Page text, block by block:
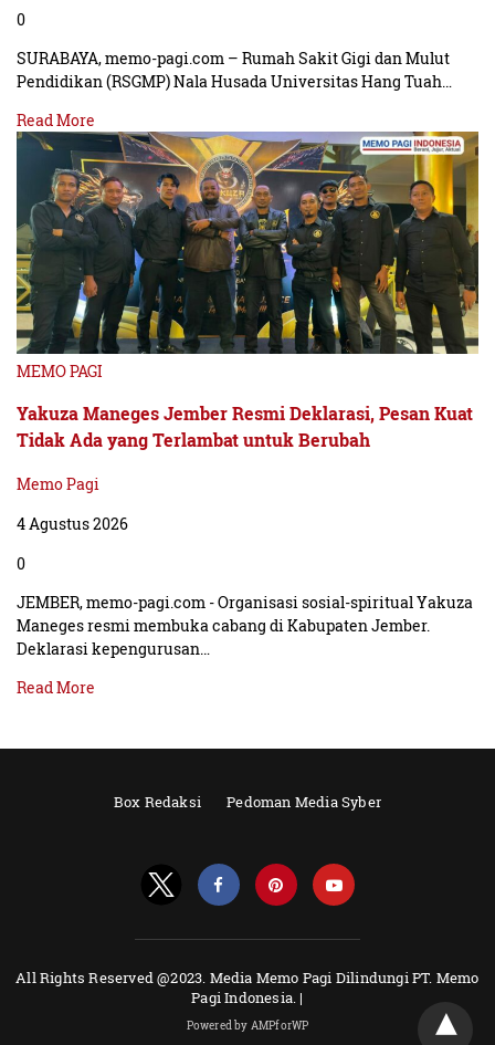
0
SURABAYA, memo-pagi.com – Rumah Sakit Gigi dan Mulut
Pendidikan (RSGMP) Nala Husada Universitas Hang Tuah…
Read More
MEMO PAGI
Yakuza Maneges Jember Resmi Deklarasi, Pesan Kuat
Tidak Ada yang Terlambat untuk Berubah
Memo Pagi
4 Agustus 2026
0
JEMBER, memo-pagi.com - Organisasi sosial-spiritual Yakuza
Maneges resmi membuka cabang di Kabupaten Jember.
Deklarasi kepengurusan…
Read More
Box Redaksi Pedoman Media Syber
All Rights Reserved @2023. Media Memo Pagi Dilindungi PT. Memo
Pagi Indonesia. |
Powered by AMPforWP